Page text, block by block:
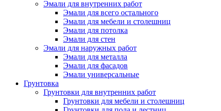
Эмали для внутренних работ
Эмали для всего остального
Эмали для мебели и столешниц
Эмали для потолка
Эмали для стен
Эмали для наружных работ
Эмали для металла
Эмали для фасадов
Эмали универсальные
Грунтовка
Грунтовки для внутренних работ
Грунтовки для мебели и столешниц